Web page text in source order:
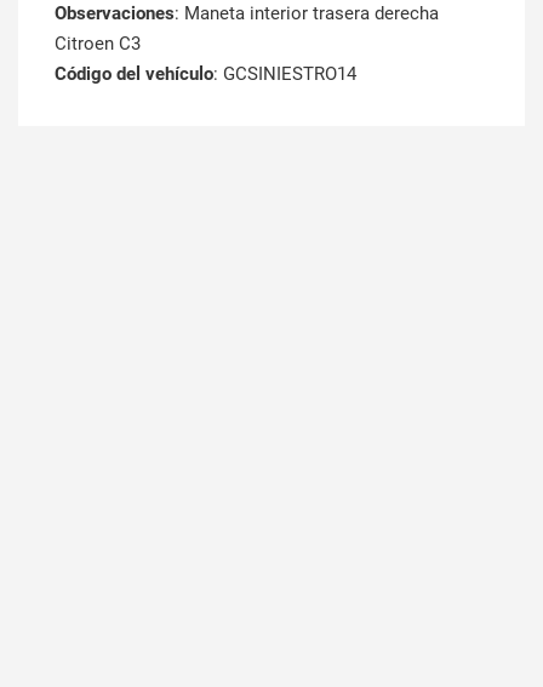
Observaciones: Maneta interior trasera derecha
Citroen C3
Código del vehículo: GCSINIESTRO14